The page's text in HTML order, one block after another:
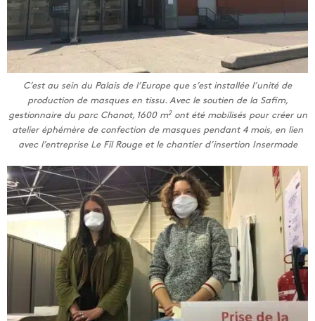
C’est au sein du Palais de l’Europe que s’est installée l’unité de
production de masques en tissu. Avec le soutien de la Safim,
gestionnaire du parc Chanot, 1600 m2ont été mobilisés pour créer un
atelier éphémère de confection de masques pendant 4 mois, en lien
avec l’entreprise Le Fil Rouge et le chantier d’insertion Insermode